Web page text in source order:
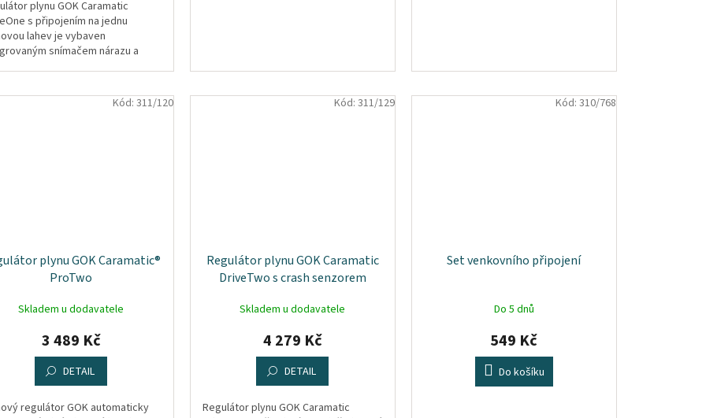
plynu GOK Caramatic
s připojením na jednu
lahev je vybaven
snímačem nárazu a
plynu GOK Caramatic®
ProTwo
Skladem u dodavatele
3 489 Kč
DETAIL
regulátor GOK automaticky
Kód: 311/120
Regulátor plynu GOK Caramatic
DriveTwo s crash senzorem
Skladem u dodavatele
4 279 Kč
DETAIL
Regulátor plynu GOK Caramatic
Kód: 311/129
Set venkovního připojení
Do 5 dnů
549 Kč
Do košíku
Kód: 310/768